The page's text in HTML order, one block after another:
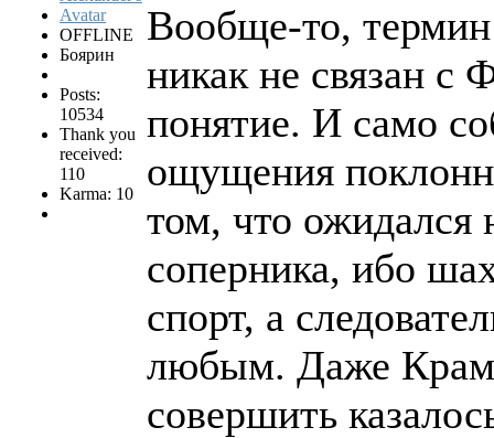
OFFLINE
Боярин
Posts:
10534
Thank you
received:
110
Karma: 10
Вообще-то,
никак не связан с
понятие. И само
ощущения
том, что ожидался
соперника, ибо
спорт, а
любым. Даже
совершить